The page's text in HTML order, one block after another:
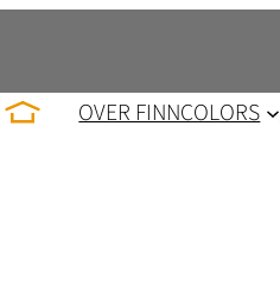
OVER FINNCOLORS